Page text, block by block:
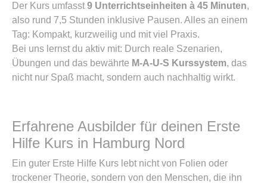
Der Kurs umfasst 9 Unterrichtseinheiten à 45 Minuten,
also rund 7,5 Stunden inklusive Pausen. Alles an einem
Tag: Kompakt, kurzweilig und mit viel Praxis.
Bei uns lernst du aktiv mit: Durch reale Szenarien,
Übungen und das bewährte M-A-U-S Kurssystem, das
nicht nur Spaß macht, sondern auch nachhaltig wirkt.
Erfahrene Ausbilder für deinen Erste
Hilfe Kurs in Hamburg Nord
Ein guter Erste Hilfe Kurs lebt nicht von Folien oder
trockener Theorie, sondern von den Menschen, die ihn